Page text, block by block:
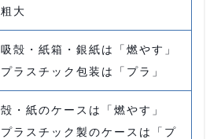
粗大
吸殻・紙箱・銀紙は「燃やす」
プラスチック包装は「プラ」
殻・紙のケースは「燃やす」
プラスチック製のケースは「プ